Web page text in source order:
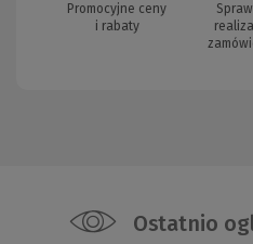
Promocyjne ceny
i rabaty
Ostatnio